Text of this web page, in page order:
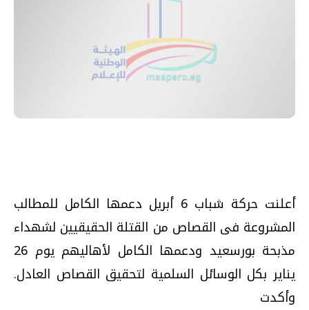
أعلنت حركة شباب 6 أبريل دعمها الكامل للمطالب
المشروعة فى القصاص من القتلة الحقيقيين لشهداء
مذبحة بورسعيد ودعمها الكامل لأهاليهم يوم 26
يناير بكل الوسائل السلمية لتحقيق القصاص العادل.
وأكدت